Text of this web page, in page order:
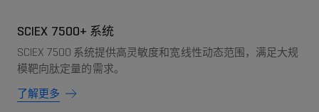
SCIEX 7500+ 系统
SCIEX 7500 系统提供高灵敏度和宽线性动态范围，满足大规
模靶向肽定量的需求。
了解更多